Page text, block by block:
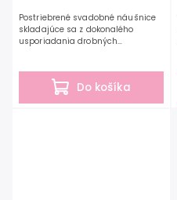
Do košíka
Postriebrené svadobné náušnice
skladajúce sa z dokonalého
usporiadania drobných
náušnice z kolekcie...